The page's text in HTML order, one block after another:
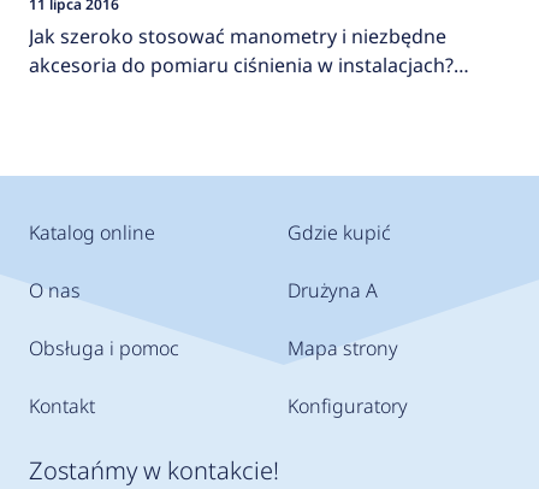
11 lipca 2016
Jak szeroko stosować manometry i niezbędne
akcesoria do pomiaru ciśnienia w instalacjach?
Katalog online
O nas
Obsługa i pomoc
Kontakt
Gdzie kupić
Drużyna A
Mapa strony
Konfiguratory
Zostańmy w kontakcie!